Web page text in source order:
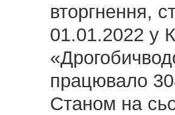
вторгнення,
01.01.2022 у
працювало
Станом на